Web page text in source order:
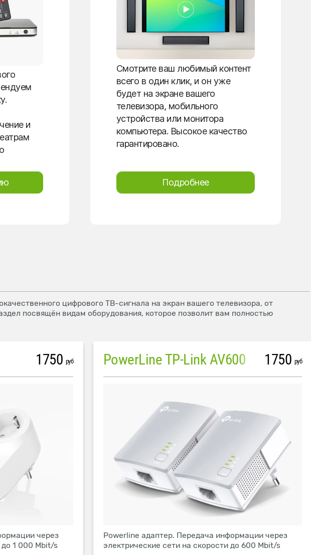
и
Смотрите ваш любимый контент
всего в один клик, и он уже
будет на экране вашего
телевизора, мобильного
устройства или монитора
компьютера. Высокое качество
гарантировано.
Подробнее
цифрового ТВ-сигнала на экран вашего телевизора, от
посвящён видам оборудования, которое позволит вам полностью
1750 руб
через
до 1 000 Mbit/s
PowerLine TP-Link AV600 1750 руб
Powerline адаптер. Передача информации через
электрические сети на скорости до 600 Mbit/s